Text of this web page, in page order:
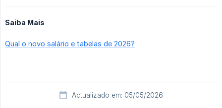
Saiba Mais
Qual o novo salário e tabelas de 2026?
Actualizado em: 05/05/2026